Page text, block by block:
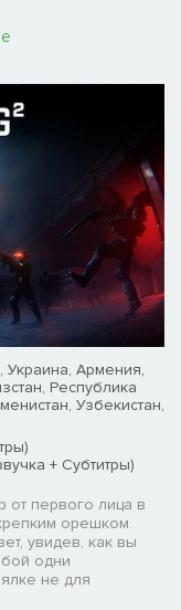
Украина, Армения,
Республика
Узбекистан,
+ Субтитры)
от первого лица в
орешком.
увидев, как вы
одни
не для